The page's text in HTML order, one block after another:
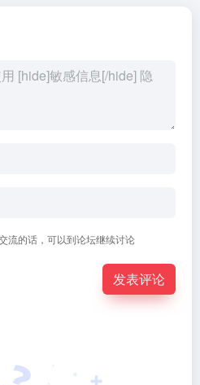
流的话，可以到论坛继续讨论
发表评论